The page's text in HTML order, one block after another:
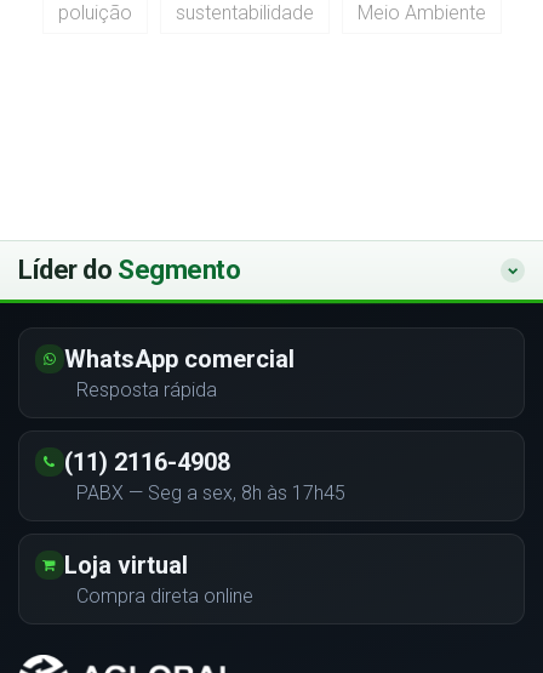
poluição sustentabilidade Meio Ambiente
Líder do Segmento
WhatsApp comercial
Resposta rápida
(11) 2116-4908
PABX — Seg a sex, 8h às 17h45
Loja virtual
Compra direta online